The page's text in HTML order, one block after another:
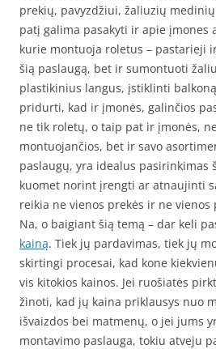
prekių, pavyzdžiui, žaliuzių
patį galima pasakyti ir apie įmones
kurie montuoja roletus – pastarieji
šią paslaugą, bet ir sumontuoti
plastikinius langus, įstiklinti
pridurti, kad ir įmonės, galinčios
ne tik roletų, o taip pat ir įmonės,
montuojančios, bet ir savo
paslaugų, yra idealus pasirinkimas
kuomet norint įrengti ar atnaujinti
reikia ne vienos prekės ir ne vienos
Na, o baigiant šią temą – dar keli
kainą. Tiek jų pardavimas, tiek jų
skirtingi procesai, kad kone
vis kitokios kainos. Jei ruošiatės
žinoti, kad jų kaina priklausys nuo
išvaizdos bei matmenų, o jei jums
montavimo paslauga, tokiu atveju